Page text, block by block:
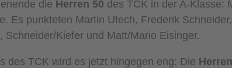
die Herren 50 des TCK in der A-Klasse:
Es punkteten Martin Utech, Frederik
Kiefer und Matt/Mario Eisinger.
des TCK wird es jetzt hingegen eng: Die